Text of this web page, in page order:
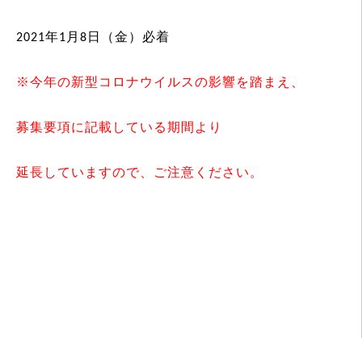
2021年1月8日（金）必着
※今年の新型コロナウイルスの影響を踏まえ、
募集要項に記載している期間より
延長していますので、 ご注意ください。